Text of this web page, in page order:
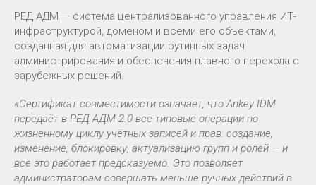
РЕД АДМ — система централизованного управления ИТ-
инфраструктурой, доменом и всеми его объектами,
созданная для автоматизации рутинных задач
администрирования и обеспечения плавного перехода с
зарубежных решений.
«Сертификат совместимости означает, что Ankey IDM
передаёт в РЕД АДМ 2.0 все типовые операции по
жизненному циклу учётных записей и прав: создание,
изменение, блокировку, актуализацию групп и ролей — и
всё это работает предсказуемо. Это позволяет
администраторам совершать меньше ручных действий в